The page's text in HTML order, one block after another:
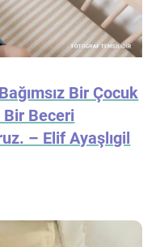
Bir Çocuk
Bir Beceri
– Elif Ayaşlıgil